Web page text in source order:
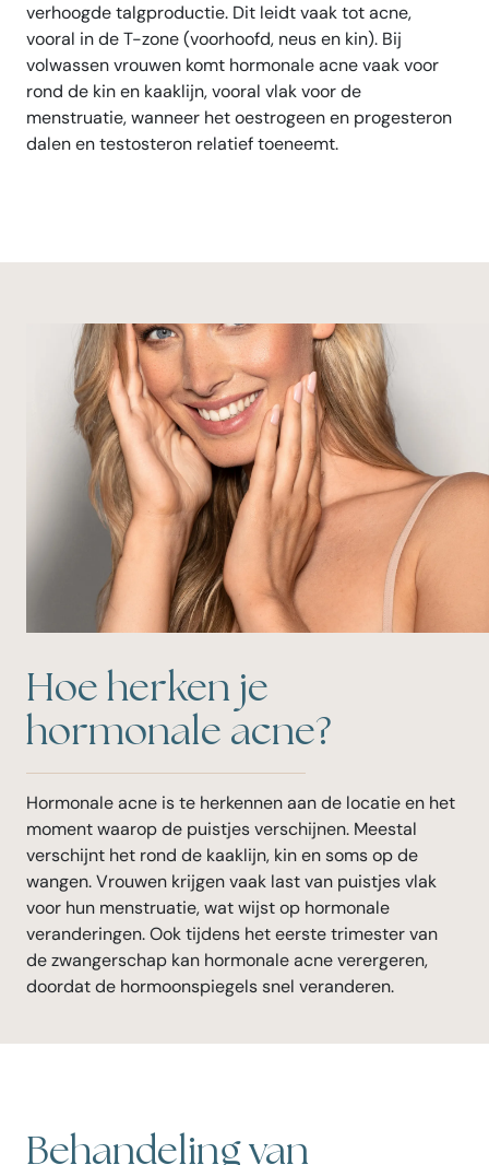
verhoogde talgproductie. Dit leidt vaak tot acne,
vooral in de T-zone (voorhoofd, neus en kin). Bij
volwassen vrouwen komt hormonale acne vaak voor
rond de kin en kaaklijn, vooral vlak voor de
menstruatie, wanneer het oestrogeen en progesteron
dalen en testosteron relatief toeneemt.
Hoe herken je
hormonale acne?
Hormonale acne is te herkennen aan de locatie en het
moment waarop de puistjes verschijnen. Meestal
verschijnt het rond de kaaklijn, kin en soms op de
wangen. Vrouwen krijgen vaak last van puistjes vlak
voor hun menstruatie, wat wijst op hormonale
veranderingen. Ook tijdens het eerste trimester van
de zwangerschap kan hormonale acne verergeren,
doordat de hormoonspiegels snel veranderen.
Behandeling van